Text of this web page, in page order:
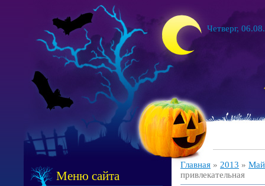
Четверг,
Меню сайта
Главная » 2013 » Май
привлекательная